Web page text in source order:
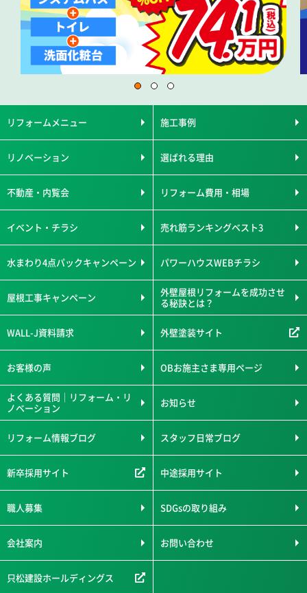
リフォームメニュー 施工事例
リノベーション 選ばれる理由
不動産・内覧会 リフォーム費用・相場
イベント・チラシ 売れ筋ランキングベスト3
水まわり4点パックキャンペーン パワーハウスWEBチラシ
屋根工事キャンペーン
外壁屋根リフォームを成功させ
る秘訣とは？
WALL-J資料請求 外壁塗装サイト
お客様の声 OBお施主さま専用ページ
よくある質問｜リフォーム・リ
ノベーション
お知らせ
リフォーム情報ブログ スタッフ日常ブログ
新卒採用サイト 中途採用サイト
職人募集 SDGsの取り組み
会社案内 お問い合わせ
只松建設ホールディングス